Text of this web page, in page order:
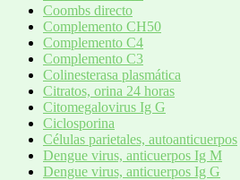
Coombs directo
Complemento CH50
Complemento C4
Complemento C3
Colinesterasa plasmática
Citratos, orina 24 horas
Citomegalovirus Ig G
Ciclosporina
Células parietales, autoanticuerpos
Dengue virus, anticuerpos Ig M
Dengue virus, anticuerpos Ig G